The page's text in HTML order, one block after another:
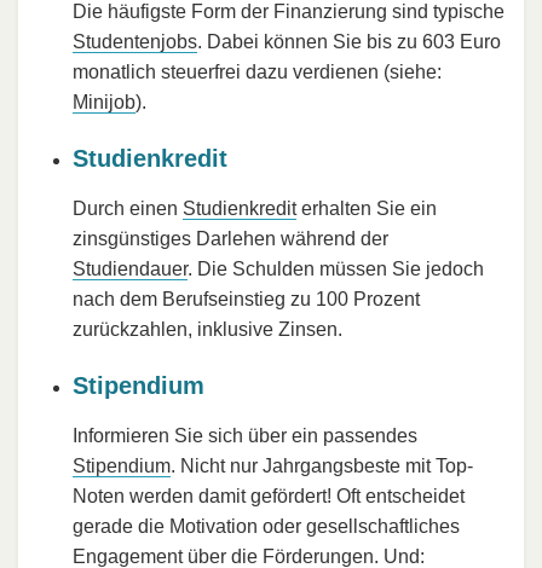
Die häufigste Form der Finanzierung sind typische
Studentenjobs. Dabei können Sie bis zu 603 Euro
monatlich steuerfrei dazu verdienen (siehe:
Minijob).
Studienkredit
Durch einen Studienkrediterhalten Sie ein
zinsgünstiges Darlehen während der
Studiendauer. Die Schulden müssen Sie jedoch
nach dem Berufseinstieg zu 100 Prozent
zurückzahlen, inklusive Zinsen.
Stipendium
Informieren Sie sich über ein passendes
Stipendium. Nicht nur Jahrgangsbeste mit Top-
Noten werden damit gefördert! Oft entscheidet
gerade die Motivation oder gesellschaftliches
Engagement über die Förderungen. Und: